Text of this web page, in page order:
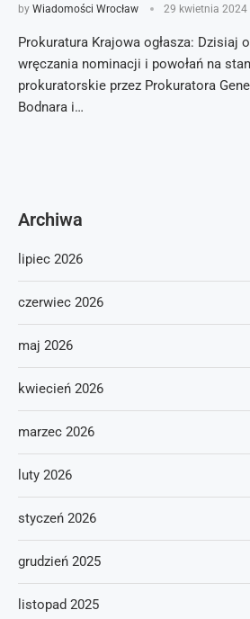
by Wiadomości Wrocław 29 kwietnia 2024
Prokuratura Krajowa ogłasza: Dzisiaj
wręczania nominacji i powołań na
prokuratorskie przez Prokuratora
Bodnara i…
Archiwa
lipiec 2026
czerwiec 2026
maj 2026
kwiecień 2026
marzec 2026
luty 2026
styczeń 2026
grudzień 2025
listopad 2025